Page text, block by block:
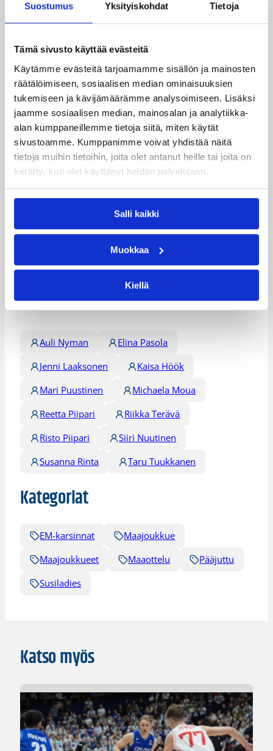
Suostumus Yksityiskohdat Tietoja
Tämä sivusto käyttää evästeitä
Käytämme evästeitä tarjoamamme sisällön ja mainosten
räätälöimiseen, sosiaalisen median ominaisuuksien
tukemiseen ja kävijämäärämme analysoimiseen. Lisäksi
jaamme sosiaalisen median, mainosalan ja analytiikka-
alan kumppaneillemme tietoja siitä, miten käytät
sivustoamme. Kumppanimme voivat yhdistää näitä
tietoja muihin tietoihin, joita olet antanut heille tai joita on
kerätty, kun olet käyttänyt heidän palvelujaan.
Salli kaikki
Muokkaa
Kiellä
10/
6
Albena Bachkova
Svetlana Asenova-
Lozanova
2/2
Silviya Bayreva
0/0
Gergana Slavcheva
9/2
Evelina Guneva
3/2
Suomen heittoprosentit: 1P 76,2 % (16/21), 2P 65,5 %
(19/29), 3P 45,0 % (9/20).
Henkilöt
Auli Nyman
Elina Pasola
Jenni Laaksonen
Kaisa Höök
Mari Puustinen
Michaela Moua
Reetta Piipari
Riikka Terävä
Risto Piipari
Siiri Nuutinen
Susanna Rinta
Taru Tuukkanen
Kategoriat
EM-karsinnat
Maajoukkue
Maajoukkueet
Maaottelu
Pääjuttu
Susiladies
Katso myös